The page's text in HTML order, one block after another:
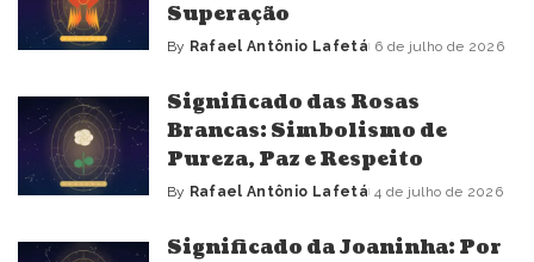
Superação
Posted
By Rafael Antônio Lafetá 6 de julho de 2026
Significado das Rosas
Brancas: Simbolismo de
Pureza, Paz e Respeito
Posted
By Rafael Antônio Lafetá 4 de julho de 2026
Significado da Joaninha: Por